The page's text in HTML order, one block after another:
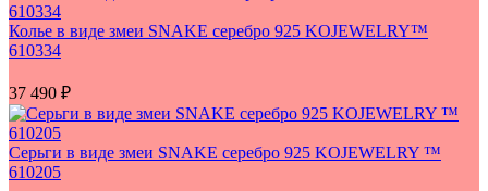
Колье в виде змеи SNAKE серебро 925 KOJEWELRY™
610334
37 490 ₽
Серьги в виде змеи SNAKE серебро 925 KOJEWELRY ™
610205